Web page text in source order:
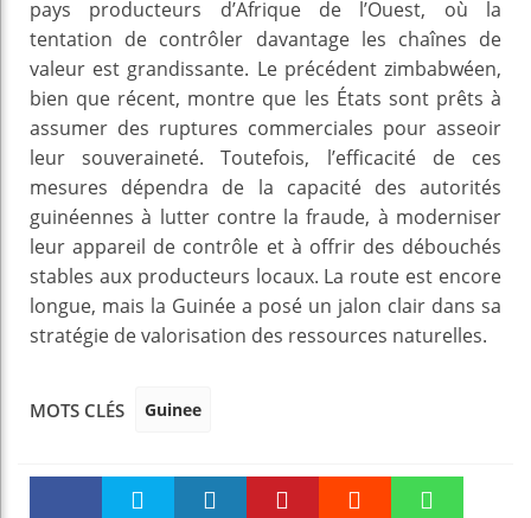
pays producteurs d’Afrique de l’Ouest, où la
tentation de contrôler davantage les chaînes de
valeur est grandissante. Le précédent zimbabwéen,
bien que récent, montre que les États sont prêts à
assumer des ruptures commerciales pour asseoir
leur souveraineté. Toutefois, l’efficacité de ces
mesures dépendra de la capacité des autorités
guinéennes à lutter contre la fraude, à moderniser
leur appareil de contrôle et à offrir des débouchés
stables aux producteurs locaux. La route est encore
longue, mais la Guinée a posé un jalon clair dans sa
stratégie de valorisation des ressources naturelles.
MOTS CLÉS Guinee